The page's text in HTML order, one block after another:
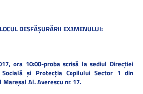
DESFĂȘURĂRII EXAMENULUI:
ora 10:00-proba scrisă la sediul Direcției
și Protecția Copilului Sector 1 din
Al. Averescu nr. 17.